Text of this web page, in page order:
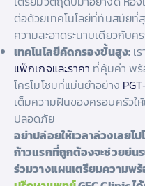
ต่อด้วยเทคโนโลยีที่ทันสมัย
ความสะอาดระนาบเดียวกับค
เทคโนโลยีคัดกรองขั้นสูง:เ
แพ็กเกจและราคา ที่คุ้มค่า พ
โครโมโซมที่แม่นยำอย่าง
เต็มความฝันของครอบครัวให้
ปลอดภัย
อย่าปล่อยให้เวลาล่วงเลยไ
ก้าวแรกที่ถูกต้องจะช่วยย่นร
ร่วมวางแผนเตรียมความพ